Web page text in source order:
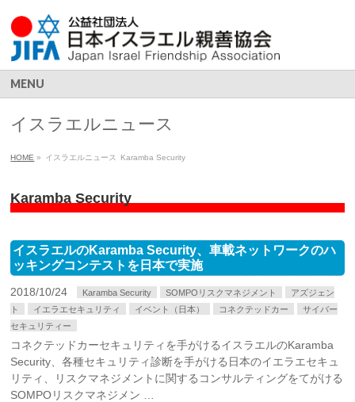
MENU
イスラエルニュース
HOME » イスラエルニュース Karamba Security
Karamba Security
イスラエルのKaramba Security、車載ネットワークのハ
ッキングコンテストを日本で実施
2018/10/24 Karamba Security SOMPOリスクマネジメント
アズジェン
ト
イエラエセキュリティ イベント（日本） コネクテッドカー
サイバー
セキュリティー
コネクテッドカーセキュリティを手がけるイスラエルのKaramba
Security、各種セキュリティ診断を手がける日本のイエラエセキュ
リティ、リスクマネジメントに関するコンサルティングをてがける
SOMPOリスクマネジメン …